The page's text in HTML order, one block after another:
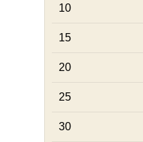
10
15
20
25
30